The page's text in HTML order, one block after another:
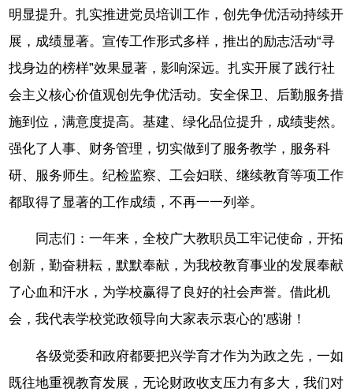
明显提升。扎实推进党员培训工作，创先争优活动持续开
展，成绩显著。宣传工作形式多样，推出的励志活动“寻
找身边的榜样”效果显著，影响深远。扎实开展了践行社
会主义核心价值观创先争优活动。安全保卫、后勤服务措
施到位，满意度提高。基建、绿化品位提升，成绩斐然。
强化了人事、财务管理，切实做到了服务教学，服务科
研、服务师生。纪检监察、工会妇联、继续教育等项工作
都取得了显著的工作成绩，不再一一列举。
同志们：一年来，全校广大教职员工牢记使命，开拓
创新，勤奋耕耘，默默奉献，为我校教育事业的发展奉献
了心血和汗水，为学校赢得了良好的社会声誉。借此机
会，我代表学校党政领导向大家表示衷心的'感谢！
各级党委和政府都要把兴学育才作为为政之先，一如
既往地重视教育发展，无论财政收支压力有多大，我们对